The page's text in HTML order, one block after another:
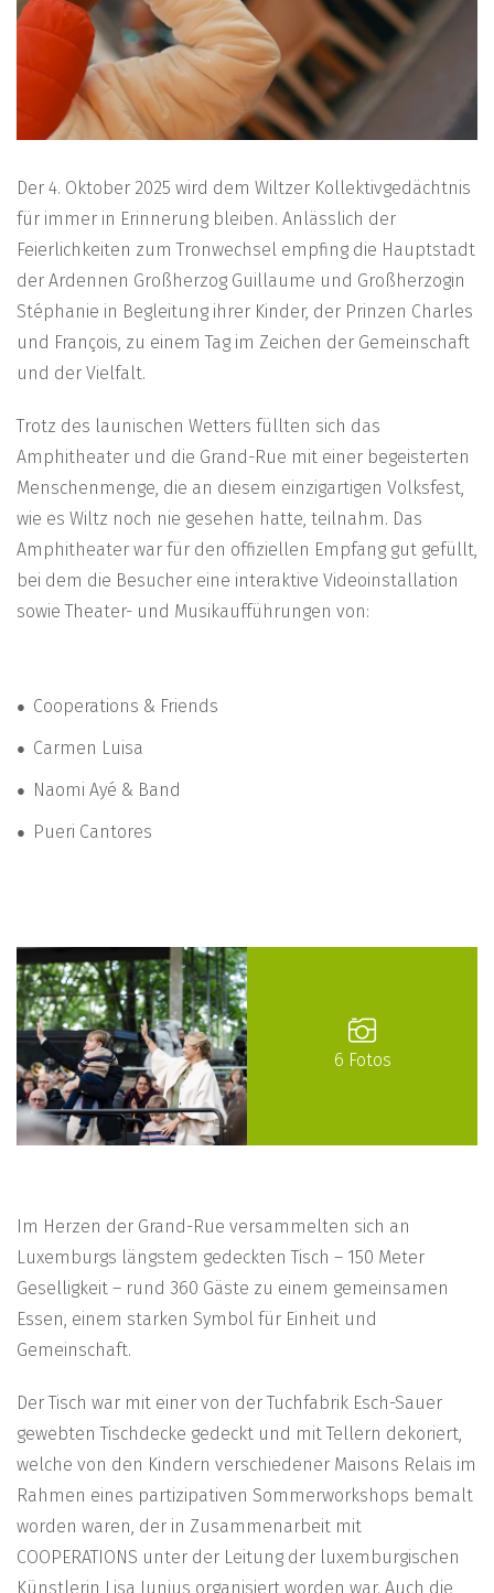
Der 4. Oktober 2025 wird dem Wiltzer Kollektivgedächtnis
für immer in Erinnerung bleiben. Anlässlich der
Feierlichkeiten zum Tronwechsel empfing die Hauptstadt
der Ardennen Großherzog Guillaume und Großherzogin
Stéphanie in Begleitung ihrer Kinder, der Prinzen Charles
und François, zu einem Tag im Zeichen der Gemeinschaft
und der Vielfalt.
Trotz des launischen Wetters füllten sich das
Amphitheater und die Grand-Rue mit einer begeisterten
Menschenmenge, die an diesem einzigartigen Volksfest,
wie es Wiltz noch nie gesehen hatte, teilnahm. Das
Amphitheater war für den offiziellen Empfang gut gefüllt,
bei dem die Besucher eine interaktive Videoinstallation
sowie Theater- und Musikaufführungen von:
Cooperations & Friends
Carmen Luisa
Naomi Ayé & Band
Pueri Cantores
6 Fotos
Im Herzen der Grand-Rue versammelten sich an
Luxemburgs längstem gedeckten Tisch – 150 Meter
Geselligkeit – rund 360 Gäste zu einem gemeinsamen
Essen, einem starken Symbol für Einheit und
Gemeinschaft.
Der Tisch war mit einer von der Tuchfabrik Esch-Sauer
gewebten Tischdecke gedeckt und mit Tellern dekoriert,
welche von den Kindern verschiedener Maisons Relais im
Rahmen eines partizipativen Sommerworkshops bemalt
worden waren, der in Zusammenarbeit mit
COOPERATIONS unter der Leitung der luxemburgischen
Künstlerin Lisa Junius organisiert worden war. Auch die